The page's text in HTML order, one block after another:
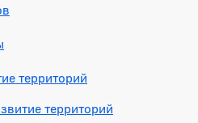
территорий
территорий